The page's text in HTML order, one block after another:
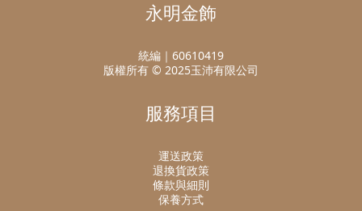
永明金飾
統編｜60610419
版權所有 © 2025玉沛有限公司
服務項目
運送政策
退換貨政策
條款與細則
保養方式